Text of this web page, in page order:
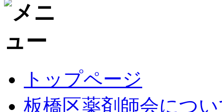
トップページ
板橋区薬剤師会につ